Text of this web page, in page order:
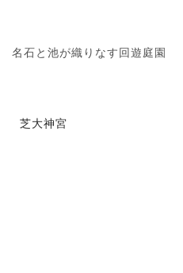
名石と池が織りなす回遊庭園
芝大神宮